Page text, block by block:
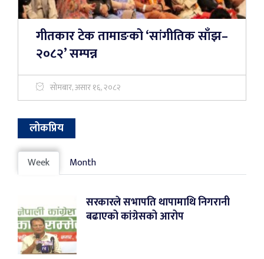
गीतकार टेक तामाङको ‘सांगीतिक साँझ–
२०८२’ सम्पन्न
सोमबार, असार १६, २०८२
लोकप्रिय
Week Month
सरकारले सभापति थापामाथि निगरानी
बढाएको कांग्रेसको आरोप